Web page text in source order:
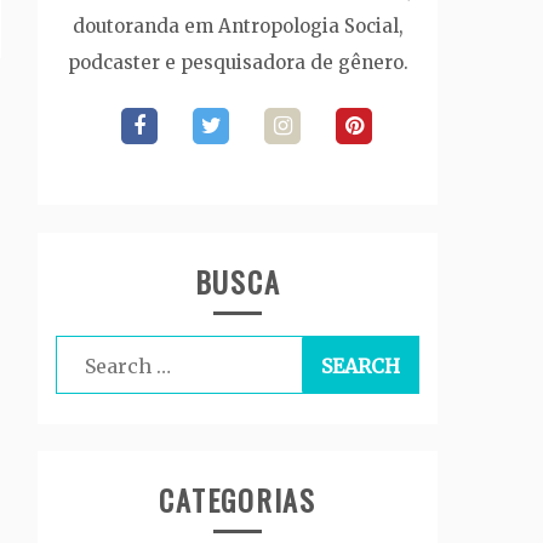
doutoranda em Antropologia Social,
podcaster e pesquisadora de gênero.
BUSCA
for:
CATEGORIAS